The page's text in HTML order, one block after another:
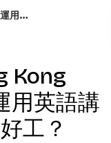
Walk with Hong Kong Campaign ╴如何運用英語講故事技巧搵一份好工？
Kong
用英語講
工？